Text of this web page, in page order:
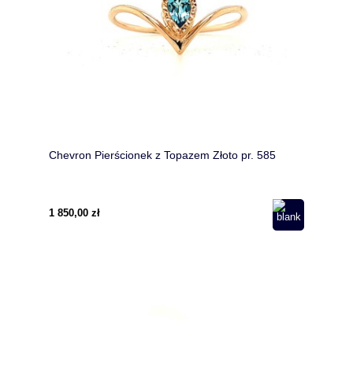
Chevron Pierścionek z Topazem Złoto pr. 585
1 850,00 zł